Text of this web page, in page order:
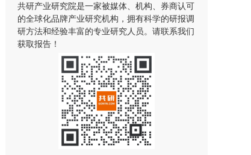
共研产业研究院是一家被媒体、机构、券商认可
的全球化品牌产业研究机构，拥有科学的研报调
研方法和经验丰富的专业研究人员。请联系我们
获取报告！